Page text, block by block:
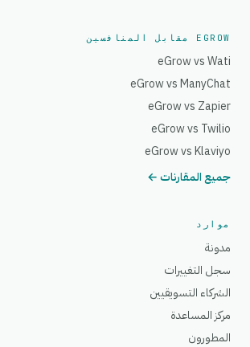
EGROW مقابل المنافسين
eGrow vs Wati
eGrow vs ManyChat
eGrow vs Zapier
eGrow vs Twilio
eGrow vs Klaviyo
جميع المقارنات ←
موارد
مدونة
سجل التغييرات
الشركاء التسويقيين
مركز المساعدة
المطورون